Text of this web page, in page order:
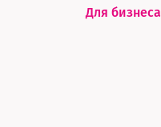
Для бизнеса